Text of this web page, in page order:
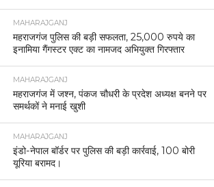
MAHARAJGANJ
महराजगंज पुलिस की बड़ी सफलता, 25,000 रुपये का
इनामिया गैंगस्टर एक्ट का नामजद अभियुक्त गिरफ्तार
MAHARAJGANJ
महराजगंज में जश्न, पंकज चौधरी के प्रदेश अध्यक्ष बनने पर
समर्थकों ने मनाई खुशी
MAHARAJGANJ
इंडो-नेपाल बॉर्डर पर पुलिस की बड़ी कार्रवाई, 100 बोरी
यूरिया बरामद।